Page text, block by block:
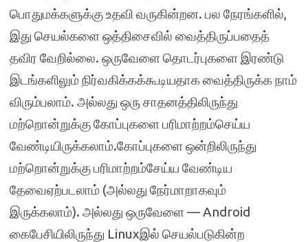
பொதுமக்களுக்கு உதவி வருகின்றன. பல நேரங்களில்,
இது செயல்களை ஒத்திசைவில் வைத்திருப்பதைத்
தவிர வேறில்லை. ஒருவேளை தொடர்புகளை இரண்டு
இடங்களிலும் நிர்வகிக்கக்கூடியதாக வைத்திருக்க நாம்
விரும்பலாம். அல்லது ஒரு சாதனத்திலிருந்து
மற்றொன்றுக்கு கோப்புகளை பரிமாற்றம்செய்ய
வேண்டியிருக்கலாம்.கோப்புகளை ஒன்றிலிருந்து
மற்றொன்றுக்கு பரிமாற்றம்சேய்ய வேண்டிய
தேவைஏற்படலாம் (அல்லது நேர்மாறாகவும்
இருக்கலாம்). அல்லது ஒருவேளை — Android
கைபேசியிலிருந்து Linuxஇல் செயல்படுகின்ற